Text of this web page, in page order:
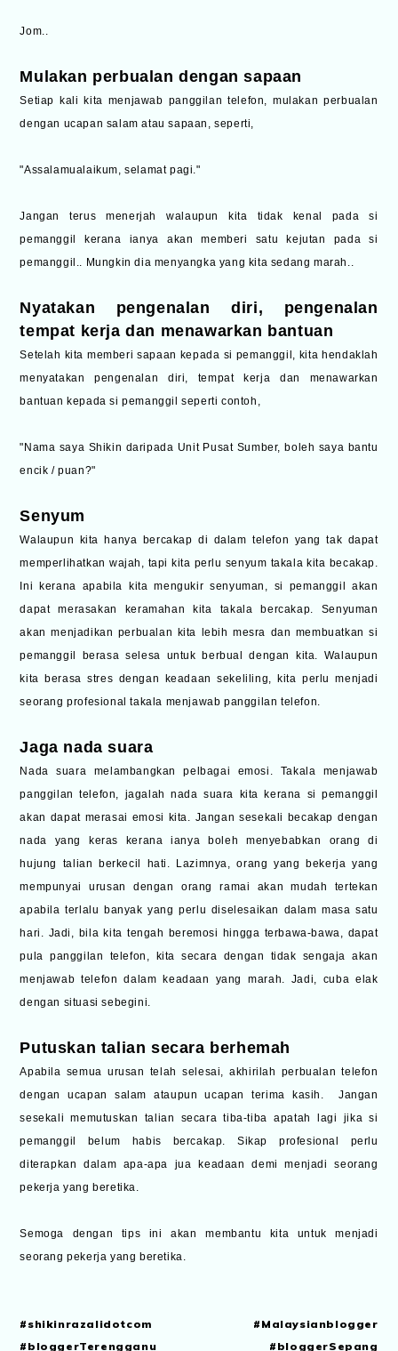
Jom..
Mulakan perbualan dengan sapaan
Setiap kali kita menjawab panggilan telefon, mulakan perbualan
dengan ucapan salam atau sapaan, seperti,
"Assalamualaikum, selamat pagi."
Jangan terus menerjah walaupun kita tidak kenal pada si
pemanggil kerana ianya akan memberi satu kejutan pada si
pemanggil.. Mungkin dia menyangka yang kita sedang marah..
Nyatakan pengenalan diri, pengenalan
tempat kerja dan menawarkan bantuan
Setelah kita memberi sapaan kepada si pemanggil, kita hendaklah
menyatakan pengenalan diri, tempat kerja dan menawarkan
bantuan kepada si pemanggil seperti contoh,
"Nama saya Shikin daripada Unit Pusat Sumber, boleh saya bantu
encik / puan?"
Senyum
Walaupun kita hanya bercakap di dalam telefon yang tak dapat
memperlihatkan wajah, tapi kita perlu senyum takala kita becakap.
Ini kerana apabila kita mengukir senyuman, si pemanggil akan
dapat merasakan keramahan kita takala bercakap. Senyuman
akan menjadikan perbualan kita lebih mesra dan membuatkan si
pemanggil berasa selesa untuk berbual dengan kita. Walaupun
kita berasa stres dengan keadaan sekeliling, kita perlu menjadi
seorang profesional takala menjawab panggilan telefon.
Jaga nada suara
Nada suara melambangkan pelbagai emosi. Takala menjawab
panggilan telefon, jagalah nada suara kita kerana si pemanggil
akan dapat merasai emosi kita. Jangan sesekali becakap dengan
nada yang keras kerana ianya boleh menyebabkan orang di
hujung talian berkecil hati. Lazimnya, orang yang bekerja yang
mempunyai urusan dengan orang ramai akan mudah tertekan
apabila terlalu banyak yang perlu diselesaikan dalam masa satu
hari. Jadi, bila kita tengah beremosi hingga terbawa-bawa, dapat
pula panggilan telefon, kita secara dengan tidak sengaja akan
menjawab telefon dalam keadaan yang marah. Jadi, cuba elak
dengan situasi sebegini.
Putuskan talian secara berhemah
Apabila semua urusan telah selesai, akhirilah perbualan telefon
dengan ucapan salam ataupun ucapan terima kasih. Jangan
sesekali memutuskan talian secara tiba-tiba apatah lagi jika si
pemanggil belum habis bercakap. Sikap profesional perlu
diterapkan dalam apa-apa jua keadaan demi menjadi seorang
pekerja yang beretika.
Semoga dengan tips ini akan membantu kita untuk menjadi
seorang pekerja yang beretika.
#shikinrazalidotcom #Malaysianblogger
#bloggerTerengganu #bloggerSepang